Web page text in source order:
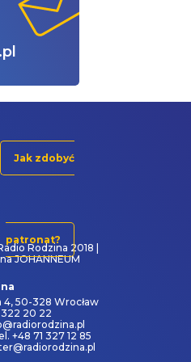
Jak zdobyć
patronat?
Rodzina 2018 |
JOHANNEUM
4, 50-328 Wrocław
20 22
+48 71 327 12 85